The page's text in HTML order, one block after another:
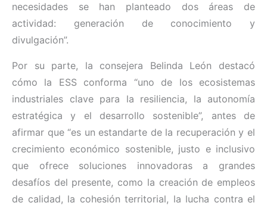
necesidades se han planteado dos áreas de
actividad: generación de conocimiento y
divulgación”.
Por su parte, la consejera Belinda León destacó
cómo la ESS conforma “uno de los ecosistemas
industriales clave para la resiliencia, la autonomía
estratégica y el desarrollo sostenible”, antes de
afirmar que “es un estandarte de la recuperación y el
crecimiento económico sostenible, justo e inclusivo
que ofrece soluciones innovadoras a grandes
desafíos del presente, como la creación de empleos
de calidad, la cohesión territorial, la lucha contra el